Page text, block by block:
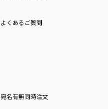
よくあるご質問
宛名有無同時注文